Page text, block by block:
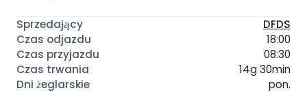
DFDS
18:00
08:30
14g 30min
pon.